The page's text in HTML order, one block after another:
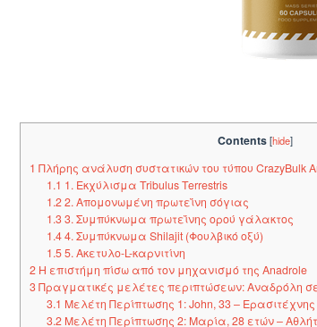
Contents[hide]
1 Πλήρης ανάλυση συστατικών του τύπου CrazyBulk
1.1 1. Εκχύλισμα Tribulus Terrestris
1.22. Απομονωμένη πρωτεΐνη σόγιας
1.33. Συμπύκνωμα πρωτεΐνης ορού γάλακτος
1.44. Συμπύκνωμα Shilajit (Φουλβικό οξύ)
1.55. Ακετυλο-L-καρνιτίνη
2 Η επιστήμη πίσω από τον μηχανισμό της Anadrole
3Πραγματικές μελέτες περιπτώσεων: Αναδρόλη
3.1 Μελέτη Περίπτωσης 1: John, 33 – Ερασιτέχνης
3.2Μελέτη Περίπτωσης 2: Μαρία, 28 ετών –